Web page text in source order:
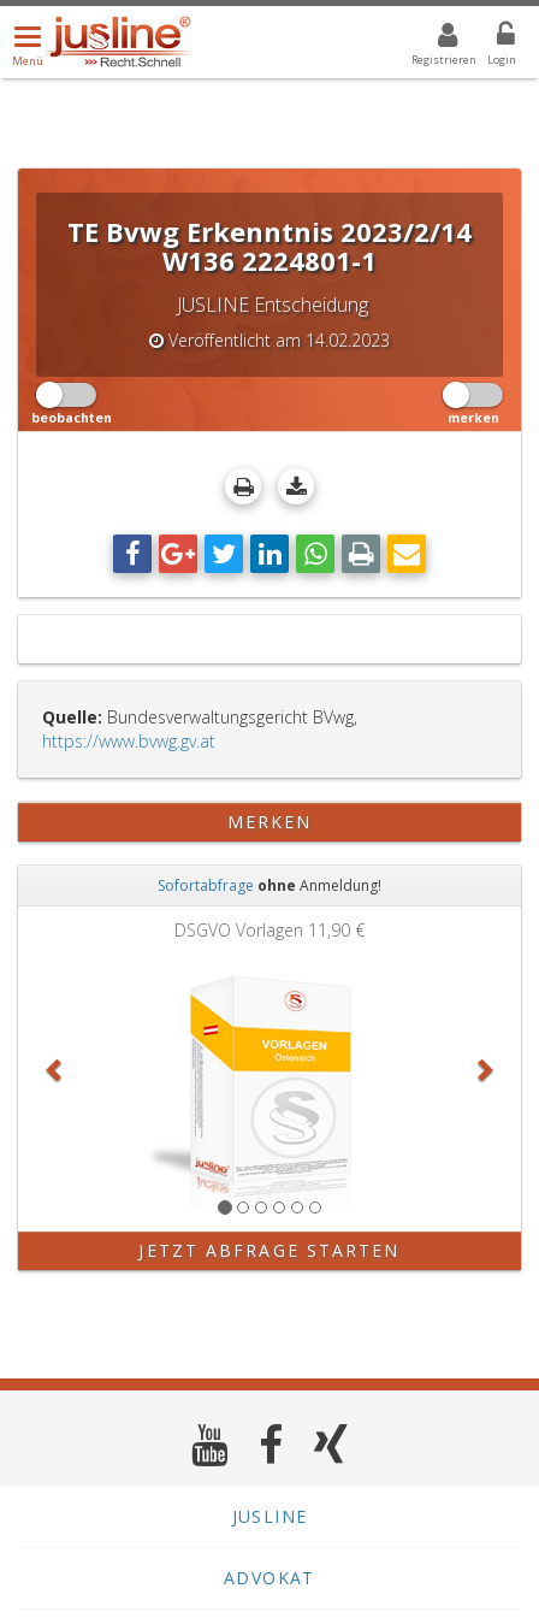
Registrieren Login
Menü
öffnen/schließen
Menü
ALLE DROPDOWN: GEWÄHLTER WERT IST ALLE
TE Bvwg Erkenntnis 2023/2/14
W136 2224801-1
JUSLINE Entscheidung
Veröffentlicht am 14.02.2023
beobachten merken
Quelle: Bundesverwaltungsgericht BVwg,
https://www.bvwg.gv.at
MERKEN
Sofortabfrage ohne Anmeldung!
DSGVO Vorlagen 11,90 €
JETZT ABFRAGE STARTEN
JUSLINE
ADVOKAT